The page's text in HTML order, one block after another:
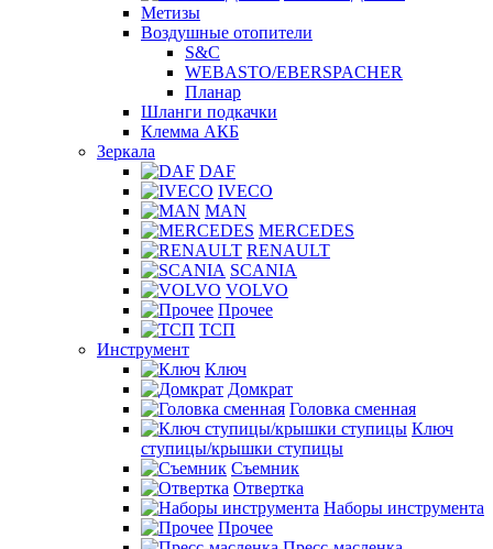
Метизы
Воздушные отопители
S&C
WEBASTO/EBERSPACHER
Планар
Шланги подкачки
Клемма АКБ
Зеркала
DAF
IVECO
MAN
MERCEDES
RENAULT
SCANIA
VOLVO
Прочее
ТСП
Инструмент
Ключ
Домкрат
Головка сменная
Ключ
ступицы/крышки ступицы
Съемник
Отвертка
Наборы инструмента
Прочее